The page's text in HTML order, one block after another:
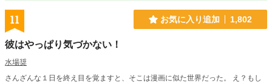
11 お気に入り追加 1,802
彼はやっぱり気づかない！
水場奨
さんざんな１日を終え目を覚ますと、そこは漫画に似た世界だった。 え？もし